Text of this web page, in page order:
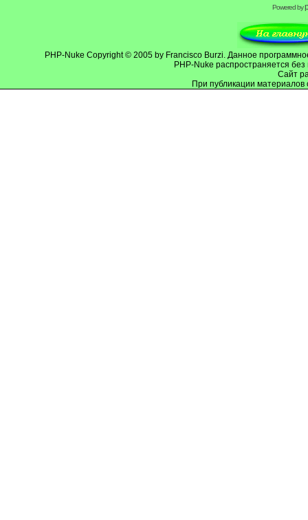
Powered by
PHP-Nuke Copyright © 2005 by Francisco Burzi. Данное
PHP-Nuke распространяется
Cайт
При публикации